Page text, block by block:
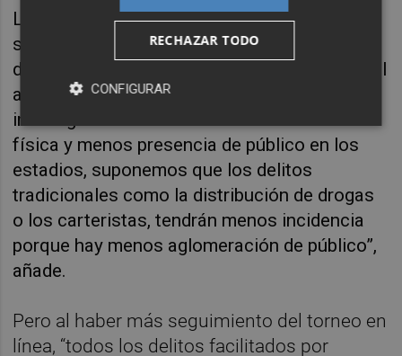
La coordinación en temas de seguridad
sanitaria por la covid-19 es responsabilidad
de cada país que alberga un partido, y Europol
apoya a los países en sus propias
investigaciones. “Al haber menos movilidad
física y menos presencia de público en los
estadios, suponemos que los delitos
tradicionales como la distribución de drogas
o los carteristas, tendrán menos incidencia
porque hay menos aglomeración de público”,
añade.
Pero al haber más seguimiento del torneo en
línea, “todos los delitos facilitados por
RECHAZAR TODO
CONFIGURAR